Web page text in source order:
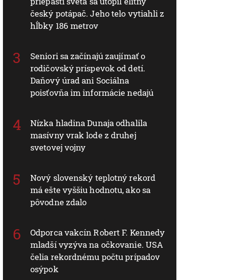
český potápač. Jeho telo vytiahli z
hĺbky 186 metrov
Seniori sa začínajú zaujímať o
rodičovský príspevok od detí.
Daňový úrad ani Sociálna
poisťovňa im informácie nedajú
Nízka hladina Dunaja odhalila
masívny vrak lode z druhej
svetovej vojny
Nový slovenský teplotný rekord
má ešte vyššiu hodnotu, ako sa
pôvodne zdalo
Odporca vakcín Robert F. Kennedy
mladší vyzýva na očkovanie. USA
čelia rekordnému počtu prípadov
osýpok